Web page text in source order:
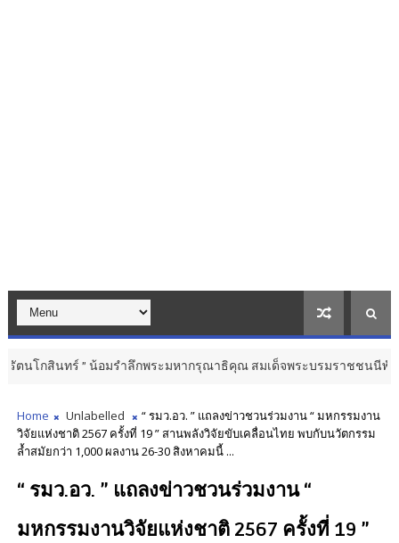
อมรำลึกพระมหากรุณาธิคุณ สมเด็จพระบรมราชชนนีพันปีหลวง ...
Home Unlabelled
“ รมว.อว. ” แถลงข่าวชวนร่วมงาน “ มหกรรมงาน
วิจัยแห่งชาติ 2567 ครั้งที่ 19 ” สานพลังวิจัยขับเคลื่อนไทย พบกับนวัตกรรม
ล้ำสมัยกว่า 1,000 ผลงาน 26-30 สิงหาคมนี้ ...
“ รมว.อว. ” แถลงข่าวชวนร่วมงาน “
มหกรรมงานวิจัยแห่งชาติ 2567 ครั้งที่ 19 ”